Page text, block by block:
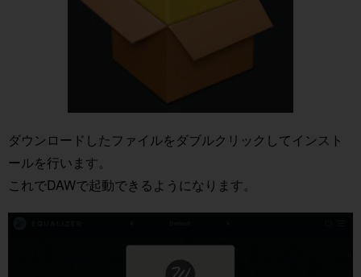
ダウンロードしたファイルをダブルクリックしてインスト
ールを行います。
これでDAWで起動できるようになります。